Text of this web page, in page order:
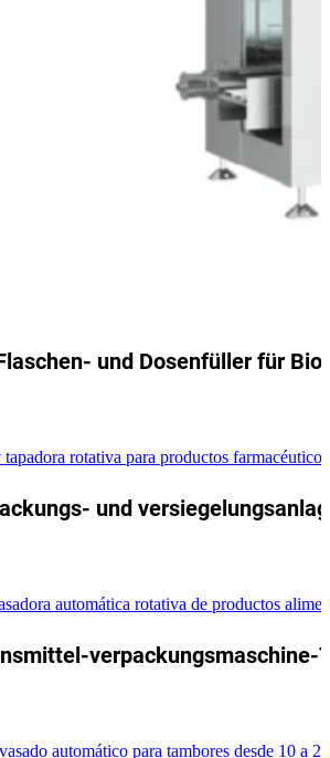
und Dosenfüller für
und
verpackungsmaschine-